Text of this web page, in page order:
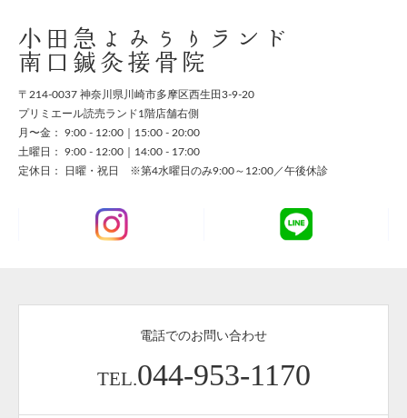
小田急よみうりランド
南口鍼灸接骨院
〒214-0037 神奈川県川崎市多摩区西生田3-9-20
プリミエール読売ランド1階店舗右側
月〜金： 9:00 - 12:00｜15:00 - 20:00
土曜日： 9:00 - 12:00｜14:00 - 17:00
定休日： 日曜・祝日 ※第4水曜日のみ9:00～12:00／午後休診
電話でのお問い合わせ
TEL.044-953-1170